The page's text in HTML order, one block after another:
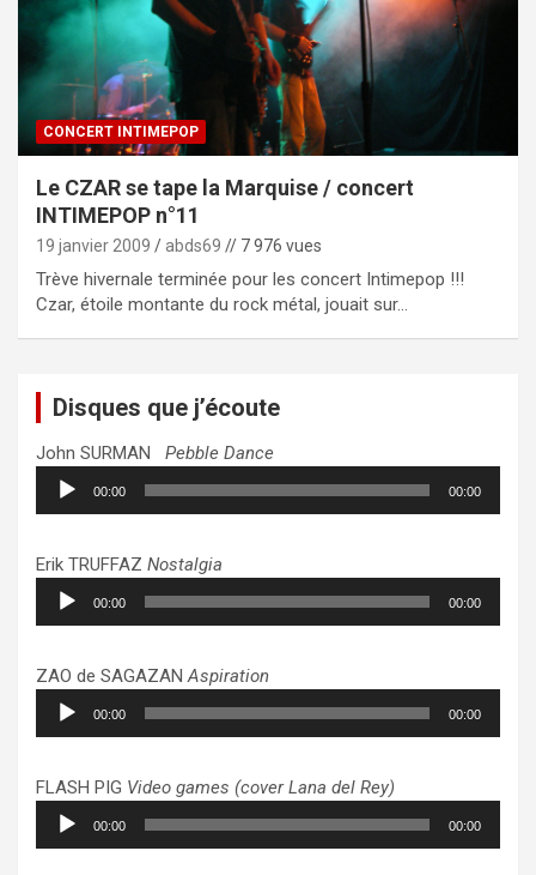
CONCERT INTIMEPOP
Le CZAR se tape la Marquise / concert
INTIMEPOP n°11
19 janvier 2009 abds69 // 7 976 vues
Trève hivernale terminée pour les concert Intimepop !!!
Czar, étoile montante du rock métal, jouait sur…
Disques que j’écoute
John SURMAN Pebble Dance
Lecteur
audio
00:00 00:00
Erik TRUFFAZ Nostalgia
Lecteur
audio
00:00 00:00
ZAO de SAGAZANAspiration
Lecteur
audio
00:00 00:00
FLASH PIG Video games (cover Lana del Rey)
Lecteur
audio
00:00 00:00